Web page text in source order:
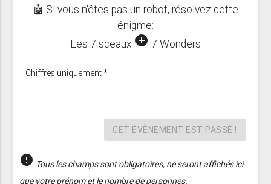
🤖 Si vous n'êtes pas un robot, résolvez cette
énigme:
Les 7 sceaux add_circle 7 Wonders
Chiffres uniquement *
CET ÉVÈNEMENT EST PASSÉ !
error Tous les champs sont obligatoires, ne seront affichés ici
que votre prénom et le nombre de personnes.